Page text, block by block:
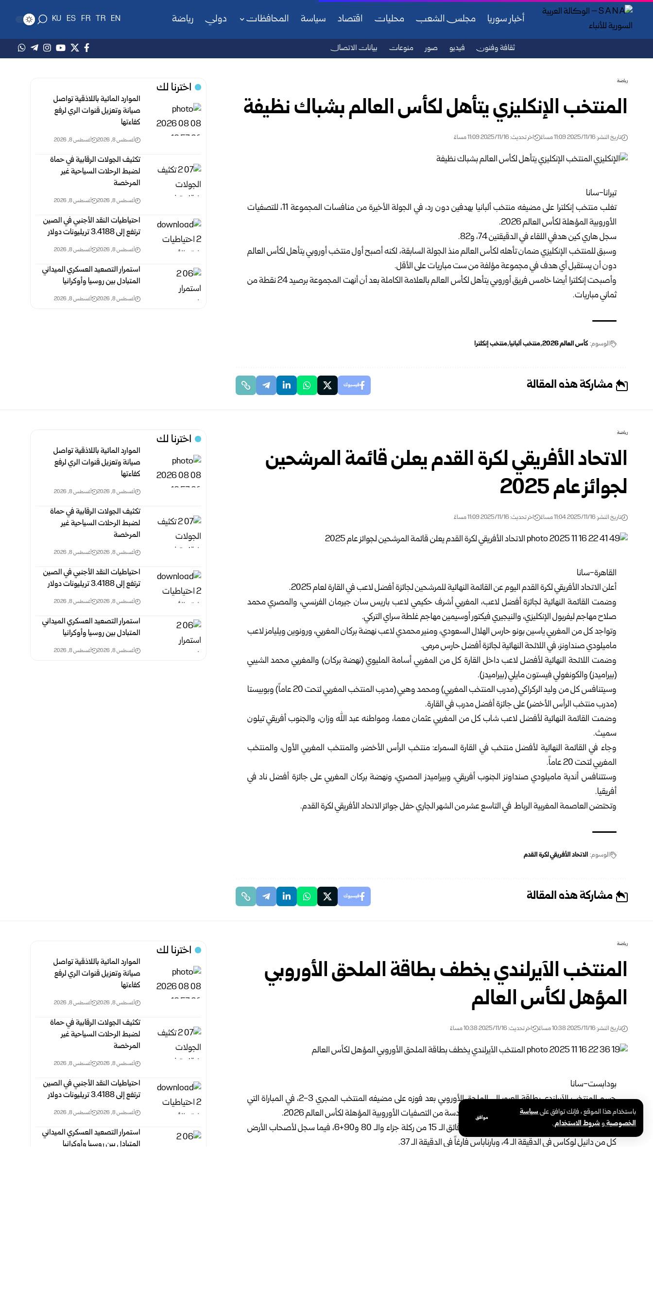
باستخدام هذا الموقع ، فإنك توافق علىسياسة
الخصوصيةوشروط الاستخدام.
موافق
أخبار سوريا مجلس الشعب محليات اقتصاد سياسة المحافظات دولي رياضة EN
TR
FR
ES
KU
ثقافة وفنون فيديو صور منوعات بيانات الاتصال
رياضة
المنتخب الإنكليزي يتأهل لكأس العالم بشباك نظيفة
تاريخ النشر: 2025/11/16 11:09 مساءً اخر تحديث: 2025/11/16 11:09 مساءً
تيرانا-سانا
تغلب منتخب إنكلترا على مضيفه منتخب ألبانيا بهدفين دون رد، في الجولة الأخيرة من منافسات المجموعة 11، للتصفيات
الأوروبية المؤهلة لكأس العالم 2026.
سجل هاري كين هدفي اللقاء في الدقيقتين 74، و82.
وسبق للمنتخب الإنكليزي ضمان تأهله لكأس العالم منذ الجولة السابقة، لكنه أصبح أول منتخب أوروبي يتأهل لكأس العالم
دون أن يستقبل أي هدف في مجموعة مؤلفة من ست مباريات على الأقل.
وأصبحت إنكلترا أيضا خامس فريق أوروبي يتأهل لكأس العالم بالعلامة الكاملة بعد أن أنهت المجموعة برصيد 24 نقطة من
ثماني مباريات.
الوسوم: كأس العالم 2026 منتخب ألبانيا منتخب إنكلترا
مشاركة هذه المقالة فيسبوك
اخترنا لك
الموارد المائية باللاذقية تواصل
صيانة وتعزيل قنوات الري لرفع
‏كفاءتها
أغسطس 8, 2026 أغسطس 8, 2026
تكثيف الجولات الرقابية في حماة
لضبط الرحلات السياحية غير
‏المرخصة
أغسطس 8, 2026 أغسطس 8, 2026
احتياطيات النقد الأجنبي في الصين
ترتفع إلى 3.4188 ‏تريليونات دولار
أغسطس 8, 2026 أغسطس 8, 2026
استمرار التصعيد العسكري الميداني
المتبادل بين روسيا وأوكرانيا
أغسطس 8, 2026 أغسطس 8, 2026
رياضة
الاتحاد الأفريقي لكرة القدم يعلن قائمة المرشحين
لجوائز عام 2025
تاريخ النشر: 2025/11/16 11:04 مساءً اخر تحديث: 2025/11/16 11:09 مساءً
القاهرة-سانا
أعلن الاتحاد الأفريقي لكرة القدم اليوم عن القائمة النهائية للمرشحين لجائزة أفضل لاعب في القارة لعام 2025.
وضمت القائمة النهائية لجائزة أفضل لاعب، المغربي أشرف حكيمي لاعب باريس سان جيرمان الفرنسي، والمصري محمد
صلاح مهاجم ليفربول الإنكليزي، والنيجيري فيكتور أوسيمين مهاجم غلطة سراي التركي.
وتواجد كل من المغربي ياسين بونو حارس الهلال السعودي، ومنير محمدي لاعب نهضة بركان المغربي، ورونوين ويليامز لاعب
ماميلودي صنداونز، في اللائحة النهائية لجائزة أفضل حارس مرمى.
وضمت اللائحة النهائية لأفضل لاعب داخل القارة كل من المغربي أسامة المليوي (نهضة بركان) والمغربي محمد الشيبي
(بيراميدز) والكونغولي فيستون مايلي (بيراميدز).
وسيتنافس كل من وليد الركراكي (مدرب المنتخب المغربي) ومحمد وهبي (مدرب المنتخب المغربي لتحت 20 عاماً) وبوبيستا
(مدرب منتخب الرأس الأخضر) على جائزة أفضل مدرب في القارة.
وضمت القائمة النهائية لأفضل لاعب شاب كل من المغربي عثمان معما، ومواطنه عبد الله وزان، والجنوب أفريقي تيلون
سميث.
وجاء في القائمة النهائية لأفضل منتخب في القارة السمراء: منتخب الرأس الأخضر، والمنتخب المغربي الأول، والمنتخب
المغربي لتحت 20 عاماً.
وستتنافس أندية ماميلودي صنداونز الجنوب أفريقي، وبيراميدز المصري، ونهضة بركان المغربي على جائزة أفضل ناد في
أفريقيا.
وتحتضن العاصمة المغربية الرباط في التاسع عشر من الشهر الجاري حفل جوائز الاتحاد الأفريقي لكرة القدم.
الوسوم: الاتحاد الأفريقي لكرة القدم
مشاركة هذه المقالة فيسبوك
اخترنا لك
الموارد المائية باللاذقية تواصل
صيانة وتعزيل قنوات الري لرفع
‏كفاءتها
أغسطس 8, 2026 أغسطس 8, 2026
تكثيف الجولات الرقابية في حماة
لضبط الرحلات السياحية غير
‏المرخصة
أغسطس 8, 2026 أغسطس 8, 2026
احتياطيات النقد الأجنبي في الصين
ترتفع إلى 3.4188 ‏تريليونات دولار
أغسطس 8, 2026 أغسطس 8, 2026
استمرار التصعيد العسكري الميداني
المتبادل بين روسيا وأوكرانيا
أغسطس 8, 2026 أغسطس 8, 2026
رياضة
المنتخب الآيرلندي يخطف بطاقة الملحق الأوروبي
المؤهل لكأس العالم
تاريخ النشر: 2025/11/16 10:38 مساءً اخر تحديث: 2025/11/16 10:38 مساءً
بودابست-سانا
حسم المنتخب الآيرلندي بطاقة العبور إلى الملحق الأوروبي بعد فوزه على مضيفه المنتخب المجري 3-2، في المباراة التي
أقيمت بينهما اليوم، ضمن مواجهات المجموعة السادسة من التصفيات الأوروبية المؤهلة لكأس العالم 2026.
سجل أهداف المنتخب الآيرلندي تروي باروت في الدقائق الـ 15 من ركلة جزاء والـ 80 و90+6، فيما سجل لأصحاب الأرض
كل من دانيل لوكاس في الدقيقة الـ 4، وبارناباس فارغاً في الدقيقة الـ 37.
اخترنا لك
الموارد المائية باللاذقية تواصل
صيانة وتعزيل قنوات الري لرفع
‏كفاءتها
أغسطس 8, 2026 أغسطس 8, 2026
تكثيف الجولات الرقابية في حماة
لضبط الرحلات السياحية غير
‏المرخصة
أغسطس 8, 2026 أغسطس 8, 2026
احتياطيات النقد الأجنبي في الصين
ترتفع إلى 3.4188 ‏تريليونات دولار
أغسطس 8, 2026 أغسطس 8, 2026
استمرار التصعيد العسكري الميداني
المتبادل بين روسيا وأوكرانيا